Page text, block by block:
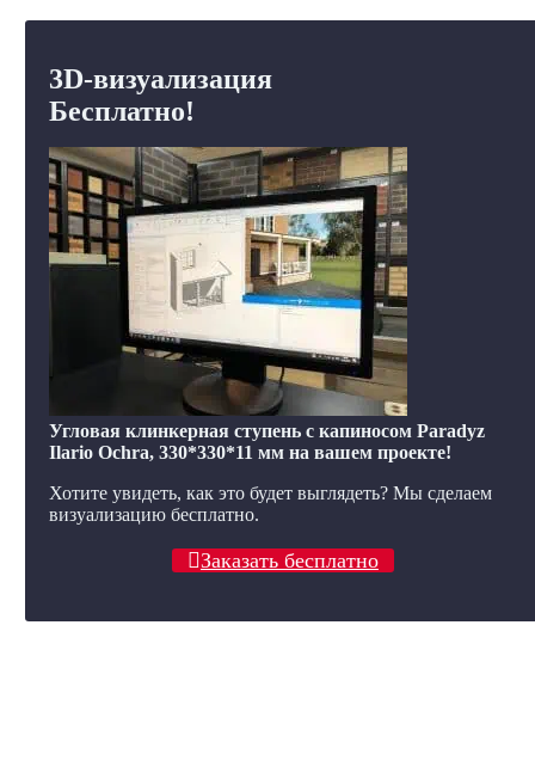
3D-визуализация
Бесплатно!
Угловая клинкерная ступень с капиносом Paradyz
Ilario Ochra, 330*330*11 мм на вашем проекте!
Хотите увидеть, как это будет выглядеть? Мы сделаем
визуализацию бесплатно.
Заказать бесплатно